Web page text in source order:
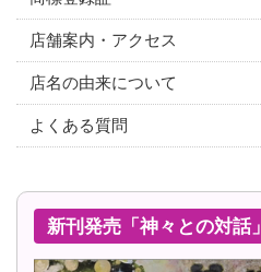
店舗案内・アクセス
店名の由来について
よくある質問
新刊発売「神々との対話」